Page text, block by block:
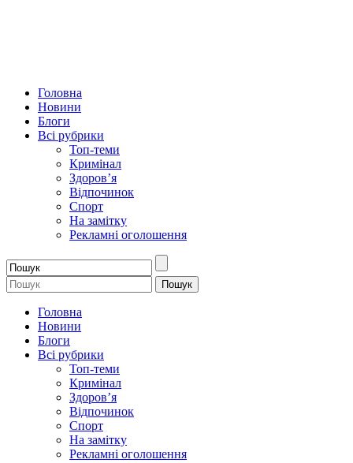
Головна
Новини
Блоги
Всі рубрики
Топ-теми
Кримінал
Здоров’я
Відпочинок
Спорт
На замітку
Рекламні оголошення
Головна
Новини
Блоги
Всі рубрики
Топ-теми
Кримінал
Здоров’я
Відпочинок
Спорт
На замітку
Рекламні оголошення